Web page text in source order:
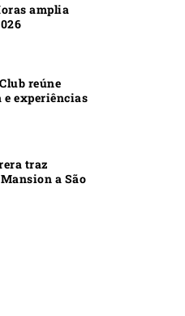
amplia
reúne
e experiências
traz
a São